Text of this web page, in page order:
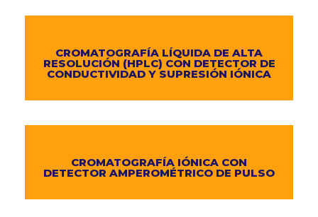
CROMATOGRAFÍA LÍQUIDA DE ALTA
RESOLUCIÓN (HPLC) CON DETECTOR DE
CONDUCTIVIDAD Y SUPRESIÓN IÓNICA
CROMATOGRAFÍA IÓNICA CON
DETECTOR AMPEROMÉTRICO DE PULSO